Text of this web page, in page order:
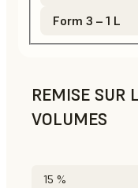
Form 3 – 1 L
REMISE SUR
VOLUMES
15 %